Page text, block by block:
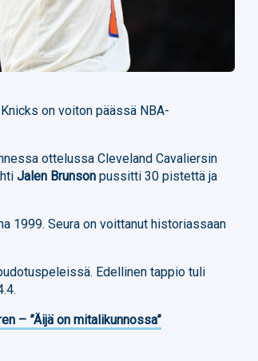
on voiton päässä NBA-
ottelussa Cleveland Cavaliersin
Jalen Brunson pussitti 30 pistettä ja
1999. Seura on voittanut historiassaan
Edellinen tappio tuli
– ”Äijä on mitalikunnossa”